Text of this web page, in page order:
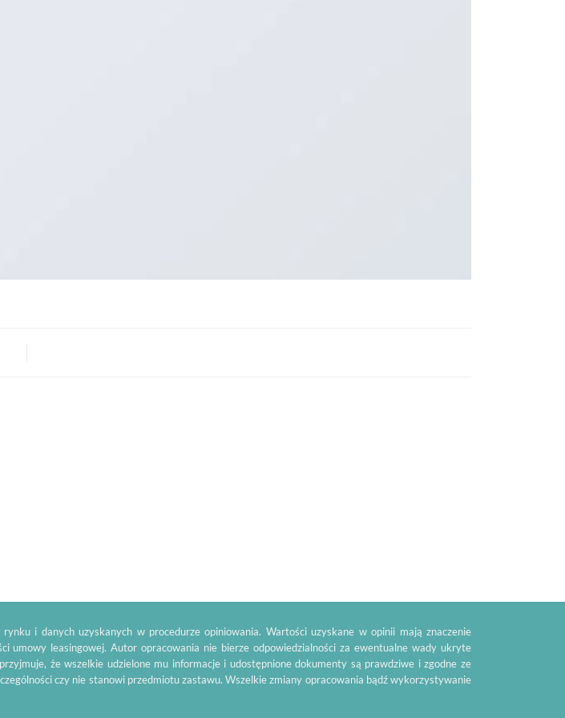
i danych uzyskanych w procedurze opiniowania. Wartości uzyskane w opinii mają znaczenie
umowy leasingowej. Autor opracowania nie bierze odpowiedzialności za ewentualne wady ukryte
że wszelkie udzielone mu informacje i udostępnione dokumenty są prawdziwe i zgodne ze
czy nie stanowi przedmiotu zastawu. Wszelkie zmiany opracowania bądź wykorzystywanie